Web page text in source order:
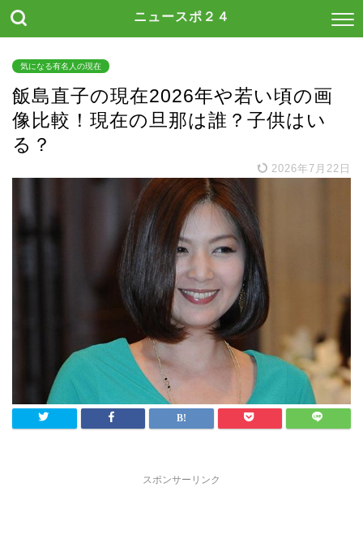
ニュースポ２４
気になる有名人の現在
飯島直子の現在2026年や若い頃の画
像比較！現在の旦那は誰？子供はい
る？
2026年7月22日
スポンサーリンク